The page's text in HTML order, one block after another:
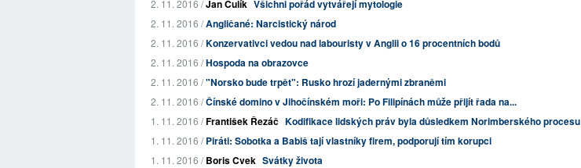
2. 11. 2016 /Jan Čulík Všichni pořád vytvářejí mytologie
2. 11. 2016 /Angličané: Narcistický národ
2. 11. 2016 /Konzervativci vedou nad labouristy v Anglii o 16 procentních bodů
2. 11. 2016 /Hospoda na obrazovce
2. 11. 2016 /"Norsko bude trpět": Rusko hrozí jadernými zbraněmi
2. 11. 2016 /Čínské domino v Jihočínském moři: Po Filipínách může přijít řada na...
1. 11. 2016 /František Řezáč Kodifikace lidských práv byla důsledkem Norimberského procesu
1. 11. 2016 /Piráti: Sobotka a Babiš tají vlastníky firem, podporují tím korupci
1. 11. 2016 /Boris Cvek Svátky života